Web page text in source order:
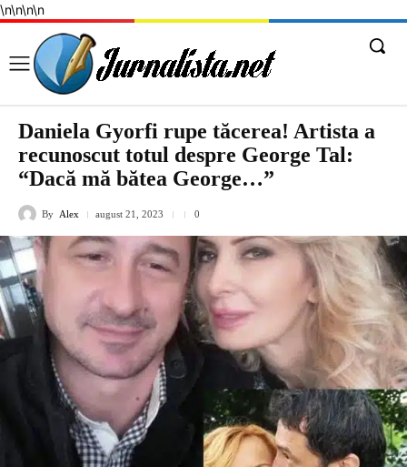
\n\n\n\n
Daniela Gyorfi rupe tăcerea! Artista a
recunoscut totul despre George Tal:
“Dacă mă bătea George…”
By Alex august 21, 2023 0